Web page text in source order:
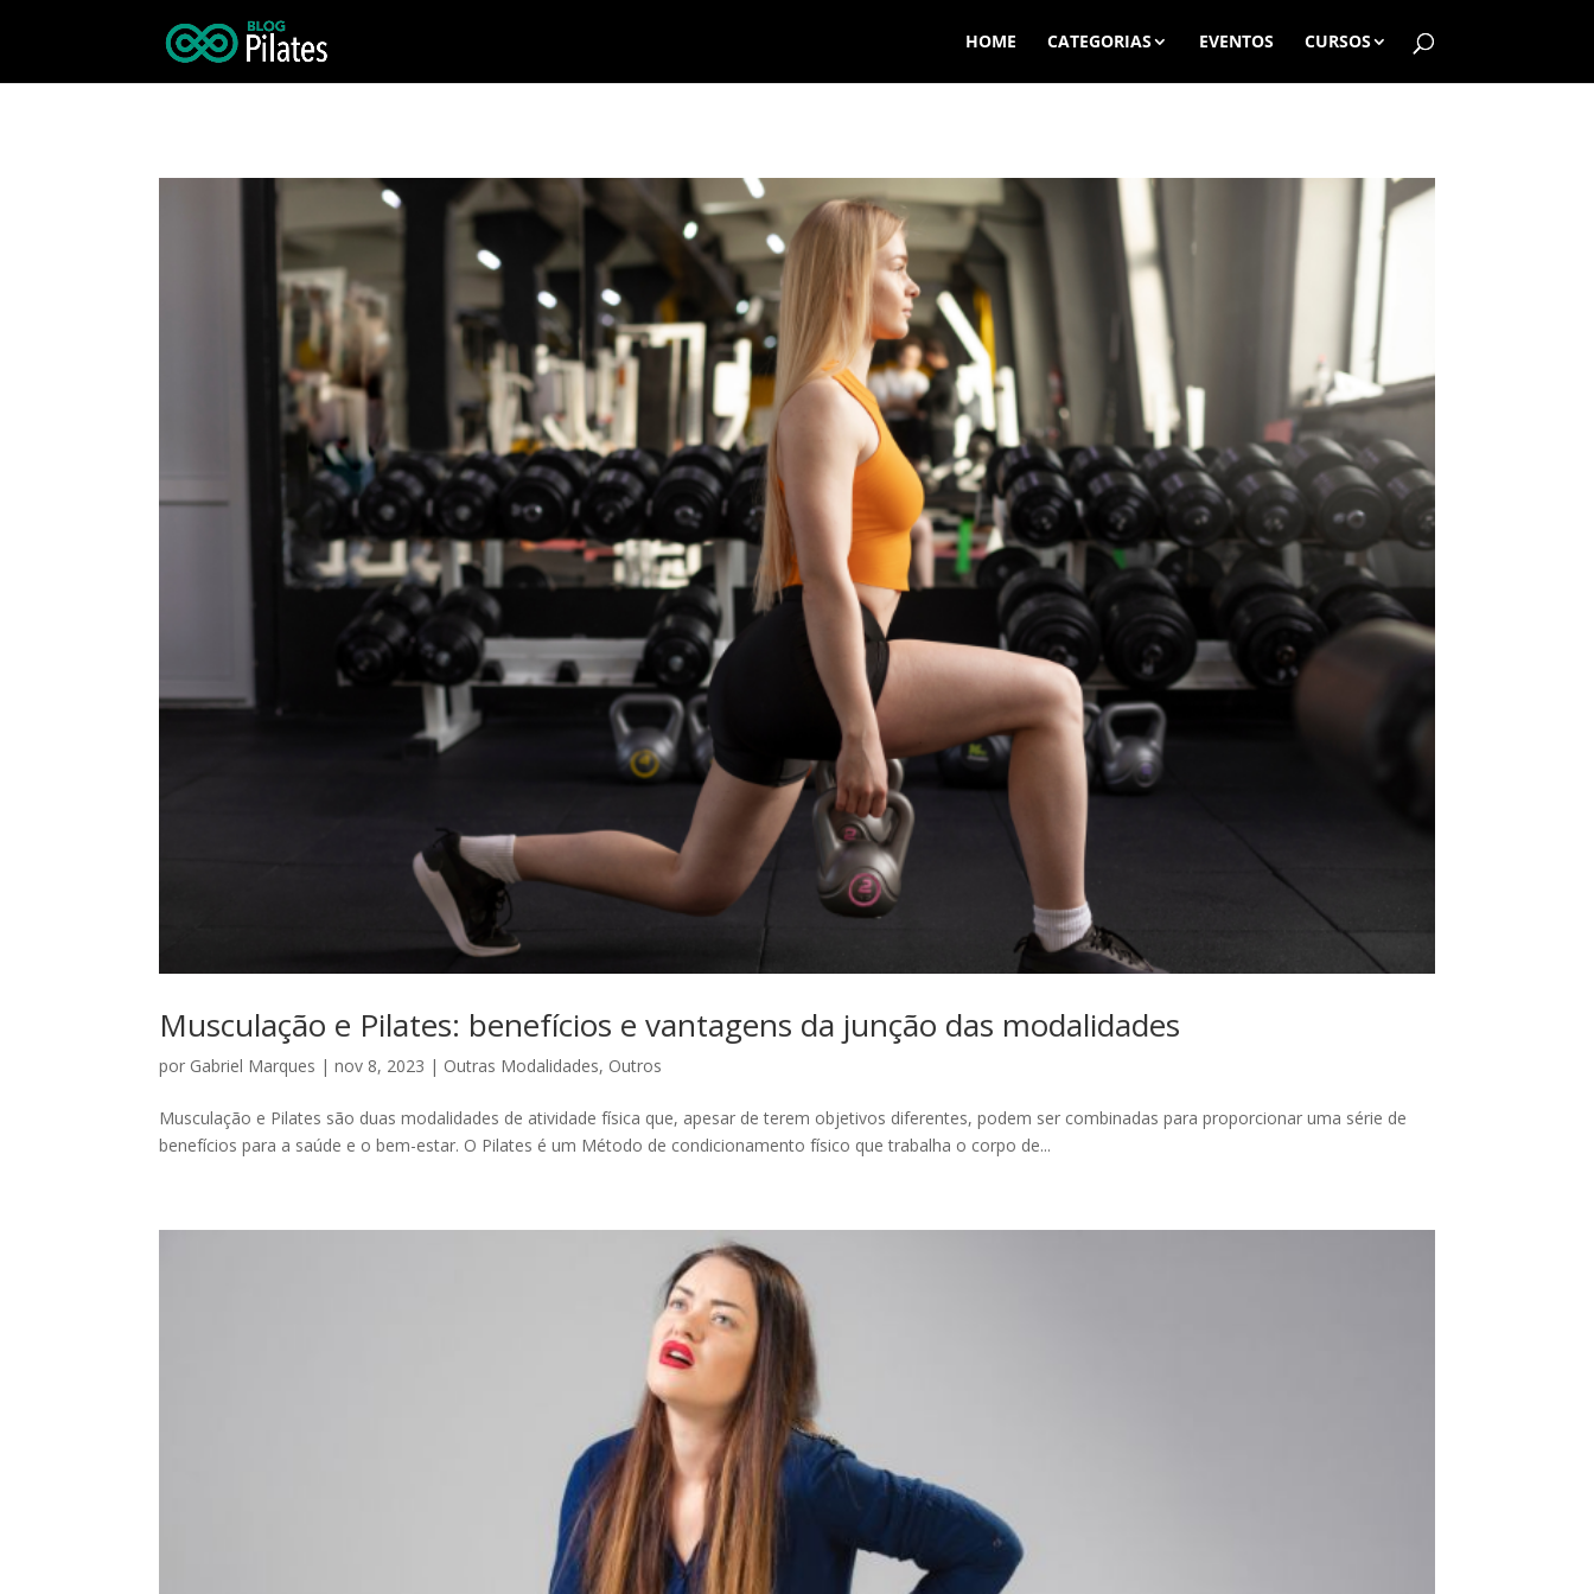
HOME CATEGORIAS EVENTOS CURSOS
Musculação e Pilates: benefícios e vantagens da junção das modalidades
por Gabriel Marques |nov 8, 2023 | Outras Modalidades, Outros
Musculação e Pilates são duas modalidades de atividade física que, apesar de terem objetivos diferentes, podem ser combinadas para proporcionar uma série de
benefícios para a saúde e o bem-estar. O Pilates é um Método de condicionamento físico que trabalha o corpo de...